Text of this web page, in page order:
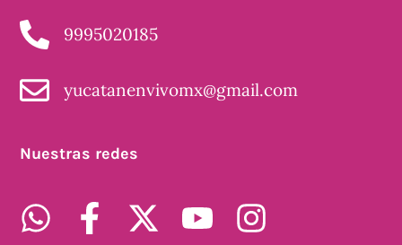
9995020185
yucatanenvivomx@gmail.com
Nuestras redes